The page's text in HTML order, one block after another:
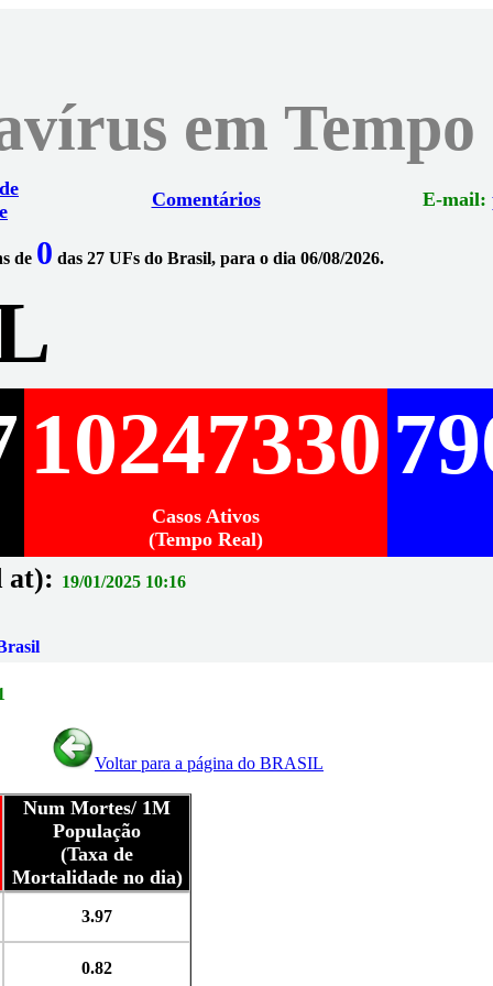
em Tempo
Comentários E-mail:
de 0 das 27 UFs do Brasil, para o dia 06/08/2026.
10247330
Casos Ativos
(Tempo Real)
at): 19/01/2025 10:16
Voltar para a página do BRASIL
Num Mortes/ 1M
População
(Taxa de
Mortalidade no dia)
3.97
0.82